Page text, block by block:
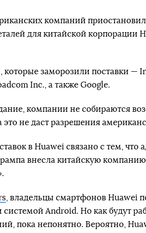
компаний
для китайской корпорации
заморозили поставки —
Inc., а также Google.
компании не собираются
это не даст разрешения
в Huawei связано с тем, что
внесла китайскую
, владельцы смартфонов Huawei
Android. Но как будут
пока непонятно. Вероятно,